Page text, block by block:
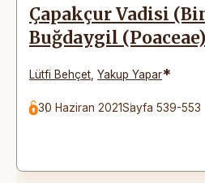
Çapakçur Vadisi
Buğdaygil
Lütfi Behçet Yakup Yapar*
30 Haziran 2021Sayfa 539-553